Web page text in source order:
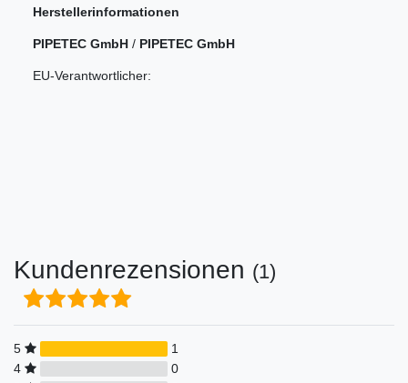
Herstellerinformationen
PIPETEC GmbH / PIPETEC GmbH
EU-Verantwortlicher:
Kundenrezensionen (1)
5
1
4
0